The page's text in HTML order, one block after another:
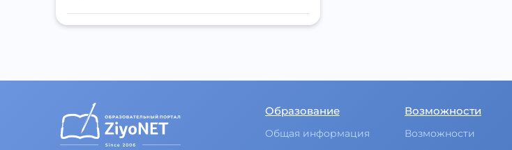
Образование
Общая информация
Возможности
Возможности